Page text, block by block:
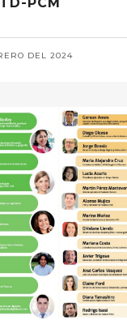
DEL 2024